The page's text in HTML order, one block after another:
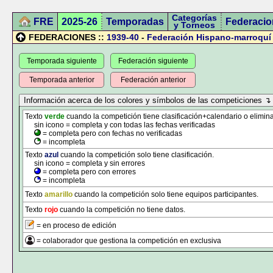
FRE 2025-26 Temporadas Categorías
y Torneos
FEDERACIONES :: 1939-40 - Federación Hispano-
Temporada siguiente
Temporada anterior
Federación siguiente
Federación anterior
Texto verde cuando la competición tiene clasificación+calendario o
sin icono = completa y con todas las fechas verificadas
= completa pero con fechas no verificadas
= incompleta
Texto azul cuando la competición solo tiene clasificación.
sin icono = completa y sin errores
= completa pero con errores
= incompleta
Texto amarillo cuando la competición solo tiene equipos participantes.
Texto rojo cuando la competición no tiene datos.
= en proceso de edición
= colaborador que gestiona la competición en exclusiva